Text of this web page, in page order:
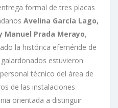
formal de tres placas
Avelina García Lago,
Manuel Prada Merayo,
la histórica efeméride de
estuvieron
técnico del área de
de las instalaciones
orientada a distinguir